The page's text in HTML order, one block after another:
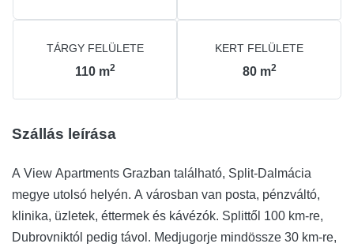
TÁRGY FELÜLETE
110 m2
KERT FELÜLETE
80 m2
Szállás leírása
A View Apartments Grazban található, Split-Dalmácia
megye utolsó helyén. A városban van posta, pénzváltó,
klinika, üzletek, éttermek és kávézók. Splittől 100 km-re,
Dubrovniktól pedig távol. Medjugorje mindössze 30 km-re,